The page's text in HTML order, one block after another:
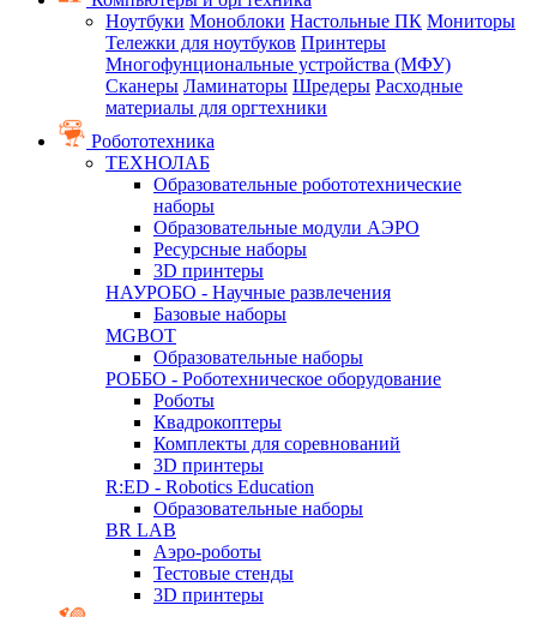
Ноутбуки Моноблоки Настольные ПК Мониторы
Тележки для ноутбуков Принтеры
Многофунциональные устройства (МФУ)
Сканеры Ламинаторы Шредеры Расходные
материалы для оргтехники
Робототехника
ТЕХНОЛАБ
Образовательные робототехнические
наборы
Образовательные модули АЭРО
Ресурсные наборы
3D принтеры
НАУРОБО - Научные развлечения
Базовые наборы
MGBOT
Образовательные наборы
РОББО - Роботехническое оборудование
Роботы
Квадрокоптеры
Комплекты для соревнований
3D принтеры
R:ED - Robotics Education
Образовательные наборы
BR LAB
Аэро-роботы
Тестовые стенды
3D принтеры